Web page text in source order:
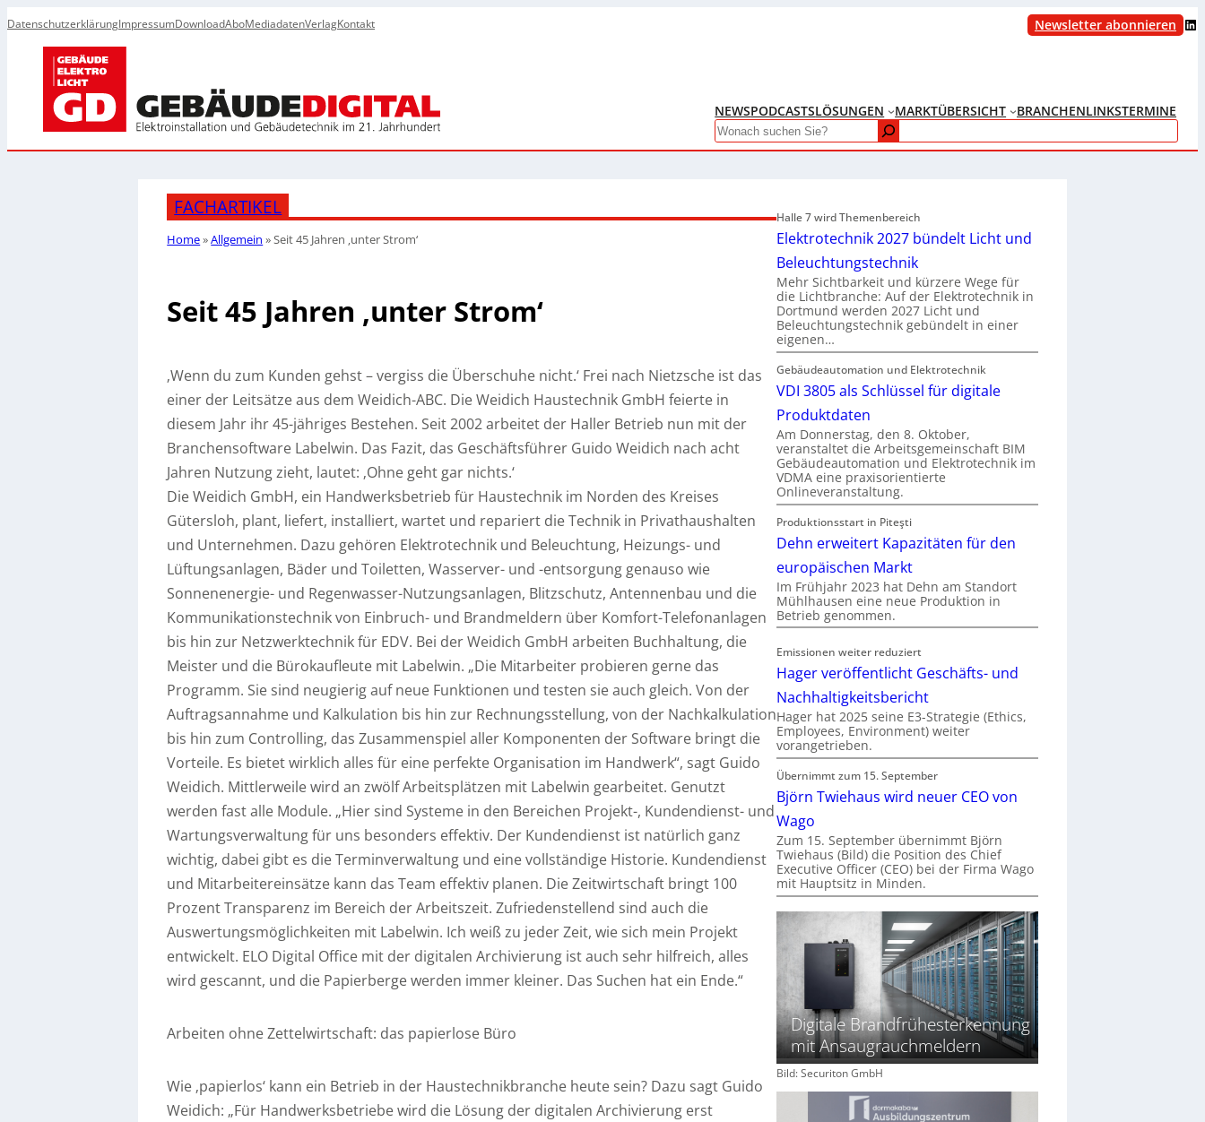
DatenschutzerklärungImpressumDownloadAboMediadatenVerlagKontakt Newsletter abonnieren LinkedIn
NEWSPODCASTSLÖSUNGEN MARKTÜBERSICHT BRANCHENLINKSTERMINE
Search
FACHARTIKEL
Home»Allgemein »Seit 45 Jahren ‚unter Strom‘
Seit 45 Jahren ‚unter Strom‘
‚Wenn du zum Kunden gehst – vergiss die Überschuhe nicht.‘ Frei nach Nietzsche ist das
einer der Leitsätze aus dem Weidich-ABC. Die Weidich Haustechnik GmbH feierte in
diesem Jahr ihr 45-jähriges Bestehen. Seit 2002 arbeitet der Haller Betrieb nun mit der
Branchensoftware Labelwin. Das Fazit, das Geschäftsführer Guido Weidich nach acht
Jahren Nutzung zieht, lautet: ‚Ohne geht gar nichts.‘
Die Weidich GmbH, ein Handwerksbetrieb für Haustechnik im Norden des Kreises
Gütersloh, plant, liefert, installiert, wartet und repariert die Technik in Privathaushalten
und Unternehmen. Dazu gehören Elektrotechnik und Beleuchtung, Heizungs- und
Lüftungsanlagen, Bäder und Toiletten, Wasserver- und -entsorgung genauso wie
Sonnenenergie- und Regenwasser-Nutzungsanlagen, Blitzschutz, Antennenbau und die
Kommunikationstechnik von Einbruch- und Brandmeldern über Komfort-Telefonanlagen
bis hin zur Netzwerktechnik für EDV. Bei der Weidich GmbH arbeiten Buchhaltung, die
Meister und die Bürokaufleute mit Labelwin. „Die Mitarbeiter probieren gerne das
Programm. Sie sind neugierig auf neue Funktionen und testen sie auch gleich. Von der
Auftragsannahme und Kalkulation bis hin zur Rechnungsstellung, von der Nachkalkulation
bis hin zum Controlling, das Zusammenspiel aller Komponenten der Software bringt die
Vorteile. Es bietet wirklich alles für eine perfekte Organisation im Handwerk“, sagt Guido
Weidich. Mittlerweile wird an zwölf Arbeitsplätzen mit Labelwin gearbeitet. Genutzt
werden fast alle Module. „Hier sind Systeme in den Bereichen Projekt-, Kundendienst- und
Wartungsverwaltung für uns besonders effektiv. Der Kundendienst ist natürlich ganz
wichtig, dabei gibt es die Terminverwaltung und eine vollständige Historie. Kundendienst
und Mitarbeitereinsätze kann das Team effektiv planen. Die Zeitwirtschaft bringt 100
Prozent Transparenz im Bereich der Arbeitszeit. Zufriedenstellend sind auch die
Auswertungsmöglichkeiten mit Labelwin. Ich weiß zu jeder Zeit, wie sich mein Projekt
entwickelt. ELO Digital Office mit der digitalen Archivierung ist auch sehr hilfreich, alles
wird gescannt, und die Papierberge werden immer kleiner. Das Suchen hat ein Ende.“
Arbeiten ohne Zettelwirtschaft: das papierlose Büro
Wie ‚papierlos‘ kann ein Betrieb in der Haustechnikbranche heute sein? Dazu sagt Guido
Weidich: „Für Handwerksbetriebe wird die Lösung der digitalen Archivierung erst
Halle 7 wird Themenbereich
Elektrotechnik 2027 bündelt Licht und
Beleuchtungstechnik
Mehr Sichtbarkeit und kürzere Wege für
die Lichtbranche: Auf der Elektrotechnik in
Dortmund werden 2027 Licht und
Beleuchtungstechnik gebündelt in einer
eigenen…
Gebäudeautomation und Elektrotechnik
VDI 3805 als Schlüssel für digitale
Produktdaten
Am Donnerstag, den 8. Oktober,
veranstaltet die Arbeitsgemeinschaft BIM
Gebäudeautomation und Elektrotechnik im
VDMA eine praxisorientierte
Onlineveranstaltung.
Produktionsstart in Piteşti
Dehn erweitert Kapazitäten für den
europäischen Markt
Im Frühjahr 2023 hat Dehn am Standort
Mühlhausen eine neue Produktion in
Betrieb genommen.
Emissionen weiter reduziert
Hager veröffentlicht Geschäfts- und
Nachhaltigkeitsbericht
Hager hat 2025 seine E3-Strategie (Ethics,
Employees, Environment) weiter
vorangetrieben.
Übernimmt zum 15. September
Björn Twiehaus wird neuer CEO von
Wago
Zum 15. September übernimmt Björn
Twiehaus (Bild) die Position des Chief
Executive Officer (CEO) bei der Firma Wago
mit Hauptsitz in Minden.
Digitale Brandfrühesterkennung
mit Ansaugrauchmeldern
Bild: Securiton GmbH